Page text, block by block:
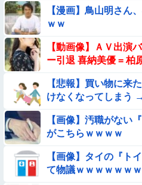
【参考画像】脱がしたら『残念
答
【動画あり】ボーイッシュ美少
む？❤」
【動画】白人「日本で一番美味
ろ！飛ぶぞ」
【動画】野犬の群れに襲われた
するｗｗｗｗｗｗｗ
【動画】ピザ屋のバイト女、ク
て炎上
【悲報】イッヌさん、飼い主の
き・・・
【漫画】鳥山明さん
ｗｗ
【動画像】ＡＶ出演
ー引退 喜納美優 = 柏
【悲報】買い物に来
けなくなってしまう
【画像】汚職がない
がこちらｗｗｗｗ
【画像】タイの『ト
て物議ｗｗｗｗｗｗｗ